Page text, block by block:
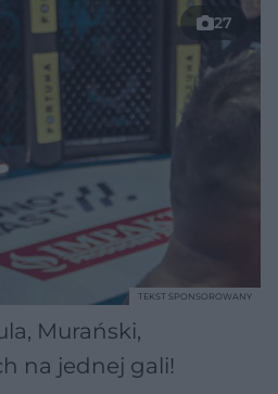
27
Murański,
na jednej gali!
TEKST SPONSOROWANY